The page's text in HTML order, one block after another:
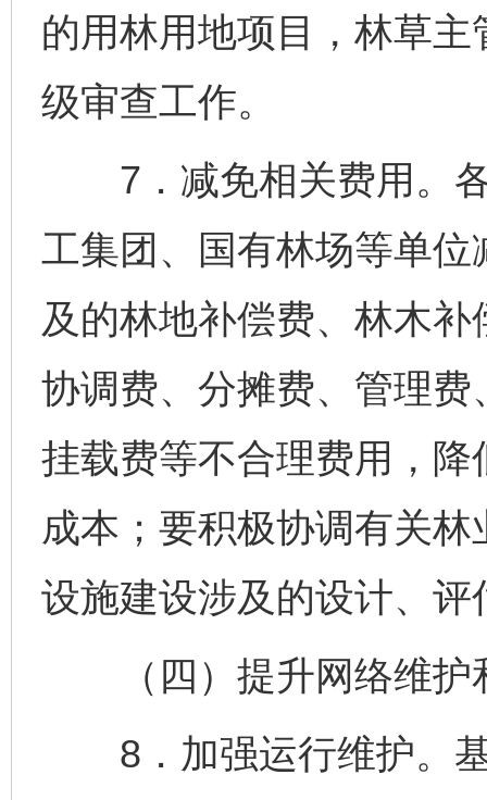
的用林用地项目，林草
级审查工作。
7．减免相关费用。各
工集团、国有林场等单
及的林地补偿费、林木
协调费、分摊费、管理
挂载费等不合理费用，
成本；要积极协调有关
设施建设涉及的设计、
（四）提升网络维护
8．加强运行维护。基